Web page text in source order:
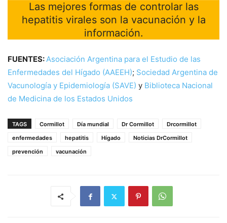
Las mejores formas de controlar las
hepatitis virales son la vacunación y la
información.
FUENTES:Asociación Argentina para el Estudio de las
Enfermedades del Hígado (AAEEH); Sociedad Argentina de
Vacunología y Epidemiología (SAVE) y Biblioteca Nacional
de Medicina de los Estados Unidos
TAGS Cormillot Día mundial Dr Cormillot
Drcormillot
enfermedades
hepatitis Hígado
Noticias DrCormillot
prevención
vacunación